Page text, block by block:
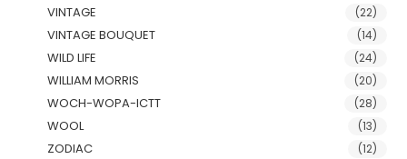
VINTAGE (22)
VINTAGE BOUQUET (14)
WILD LIFE (24)
WILLIAM MORRIS (20)
WOCH-WOPA-ICTT (28)
WOOL (13)
ZODIAC (12)